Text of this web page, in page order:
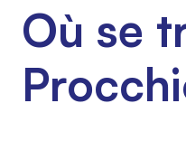
Où se